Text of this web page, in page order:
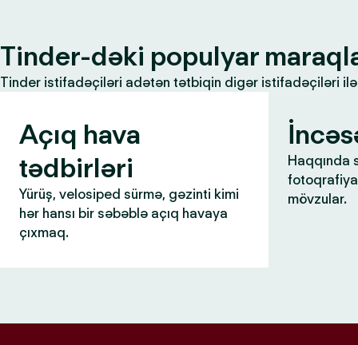
Tinder-dəki populyar
Tinder istifadəçiləri adətən tətbiqin digər istifadəçiləri ilə
Açıq hava
tədbirləri
Yürüş, velosiped sürmə, gəzinti kimi
hər hansı bir səbəblə açıq havaya
çıxmaq.
Haqqında
mövzular.